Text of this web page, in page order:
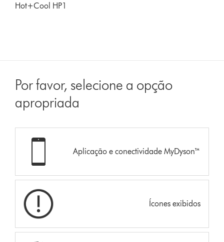
Hot+Cool HP1
Por favor, selecione a opção
apropriada
Aplicação e conectividade MyDyson™
Ícones exibidos